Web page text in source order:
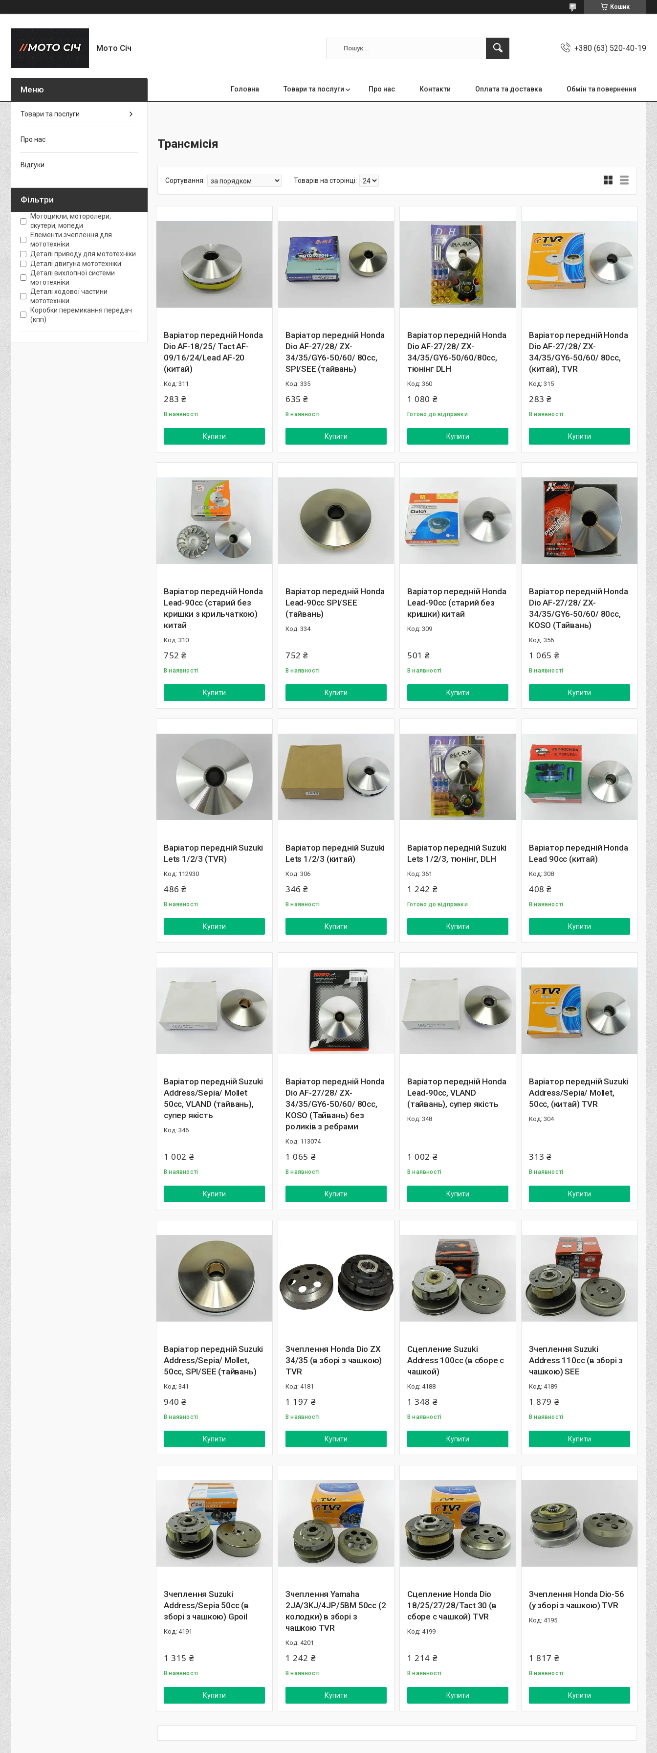
Кошик
Мото Січ +380 (63) 520-40-19
Головна Товари та послуги Про нас Контакти Оплата та доставка Обмін та повернення
Трансмісія
Варіатор передній Honda
Dio AF-18/25/ Tact AF-
09/16/24/Lead AF-20
(китай)
311
283 ₴
В наявності
Купити
Варіатор передній Honda
Dio AF-27/28/ ZX-
34/35/GY6-50/60/ 80cc,
SPI/ЅЕЕ (тайвань)
335
635 ₴
В наявності
Купити
Варіатор передній Honda
Dio AF-27/28/ ZX-
34/35/GY6-50/60/80cc,
тюнінг DLH
360
1 080 ₴
Готово до відправки
Купити
Варіатор передній Honda
Dio AF-27/28/ ZX-
34/35/GY6-50/60/ 80cc,
(китай), TVR
315
283 ₴
В наявності
Купити
Варіатор передній Honda
Lead-90cc (старий без
кришки з крильчаткою)
китай
310
752 ₴
В наявності
Купити
Варіатор передній Honda
Lead-90cc SPI/ЅЕЕ
(тайвань)
334
752 ₴
В наявності
Купити
Варіатор передній Honda
Lead-90cc (старий без
кришки) китай
309
501 ₴
В наявності
Купити
Варіатор передній Honda
Dio AF-27/28/ ZX-
34/35/GY6-50/60/ 80cc,
КОЅО (Тайвань)
356
1 065 ₴
В наявності
Купити
Варіатор передній Suzuki
Lets 1/2/3 (TVR)
112930
486 ₴
В наявності
Купити
Варіатор передній Suzuki
Lets 1/2/3 (китай)
306
346 ₴
В наявності
Купити
Варіатор передній Suzuki
Lets 1/2/3, тюнінг, DLH
361
1 242 ₴
Готово до відправки
Купити
Варіатор передній Honda
Lead 90cc (китай)
308
408 ₴
В наявності
Купити
Варіатор передній Suzuki
Address/Sepia/ Mollet
50cc, VLAND (тайвань),
супер якість
346
1 002 ₴
В наявності
Купити
Варіатор передній Honda
Dio AF-27/28/ ZX-
34/35/GY6-50/60/ 80cc,
КОЅО (Тайвань) без
роликів з ребрами
113074
1 065 ₴
В наявності
Купити
Варіатор передній Honda
Lead-90cc, VLAND
(тайвань), супер якість
348
1 002 ₴
В наявності
Купити
Варіатор передній Suzuki
Address/Sepia/ Mollet,
50cc, (китай) TVR
304
313 ₴
В наявності
Купити
Варіатор передній Suzuki
Address/Sepia/ Mollet,
50cc, SPI/ЅЕЕ (тайвань)
341
940 ₴
В наявності
Купити
Зчеплення Honda Dio ZX
34/35 (в зборі з чашкою)
TVR
4181
1 197 ₴
В наявності
Купити
Сцепление Suzuki
Address 100cc (в сборе с
чашкой)
4188
1 348 ₴
В наявності
Купити
Зчеплення Suzuki
Address 110cc (в зборі з
чашкою) SEE
4189
1 879 ₴
В наявності
Купити
Зчеплення Suzuki
Address/Sepia 50cc (в
зборі з чашкою) Gpoil
4191
1 315 ₴
В наявності
Купити
Зчеплення Yamaha
2JA/3KJ/4JP/5BM 50сс (2
колодки) в зборі з
чашкою TVR
4201
1 242 ₴
В наявності
Купити
Сцепление Honda Dio
18/25/27/28/Tact 30 (в
сборе с чашкой) TVR
4199
1 214 ₴
В наявності
Купити
Зчеплення Honda Dio-56
(у зборі з чашкою) TVR
4195
1 817 ₴
В наявності
Купити
Товари та послуги
Про нас
Відгуки
Фільтри
Мотоцикли, моторолери,
скутери, мопеди
Елементи зчеплення для
мототехніки
Деталі приводу для мототехніки
Деталі двигуна мототехніки
Деталі вихлопної системи
мототехніки
Деталі ходової частини
мототехніки
Коробки перемикання передач
(кпп)